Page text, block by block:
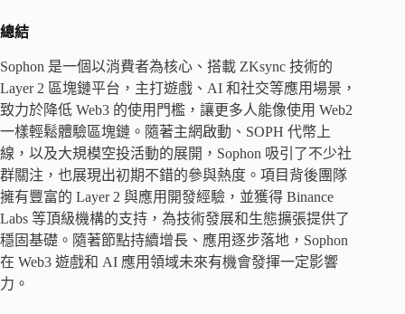
總結
Sophon 是一個以消費者為核心、搭載 ZKsync 技術的
Layer 2 區塊鏈平台，主打遊戲、AI 和社交等應用場景，
致力於降低 Web3 的使用門檻，讓更多人能像使用 Web2
一樣輕鬆體驗區塊鏈。隨著主網啟動、SOPH 代幣上
線，以及大規模空投活動的展開，Sophon 吸引了不少社
群關注，也展現出初期不錯的參與熱度。項目背後團隊
擁有豐富的 Layer 2 與應用開發經驗，並獲得 Binance
Labs 等頂級機構的支持，為技術發展和生態擴張提供了
穩固基礎。隨著節點持續增長、應用逐步落地，Sophon
在 Web3 遊戲和 AI 應用領域未來有機會發揮一定影響
力。